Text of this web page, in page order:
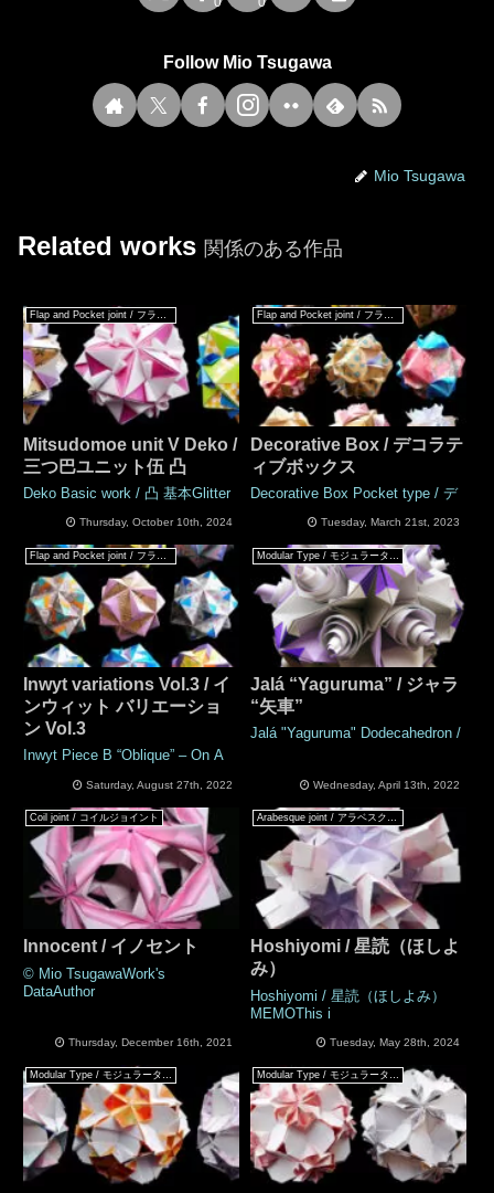
Follow Mio Tsugawa
Mio Tsugawa
Related works 関係のある作品
Flap and Pocket joint / フラップ & ポケットジョイント
Mitsudomoe unit V Deko /
三つ巴ユニット伍 凸
Deko Basic work / 凸 基本Glitter
Thursday, October 10th, 2024
Flap and Pocket joint / フラップ & ポケットジョイント
Decorative Box / デコラテ
ィブボックス
Decorative Box Pocket type / デ
Tuesday, March 21st, 2023
Inwyt variations Vol.3 / イ
ンウィット バリエーショ
ン Vol.3
Inwyt Piece B “Oblique” – On A
Saturday, August 27th, 2022
Jalá “Yaguruma” / ジャラ
“矢車”
Jalá "Yaguruma" Dodecahedron /
Wednesday, April 13th, 2022
Coil joint / コイルジョイント
Innocent / イノセント
© Mio TsugawaWork's
DataAuthor
Thursday, December 16th, 2021
Hoshiyomi / 星読（ほしよ
み）
Hoshiyomi / 星読（ほしよみ）
MEMOThis i
Tuesday, May 28th, 2024